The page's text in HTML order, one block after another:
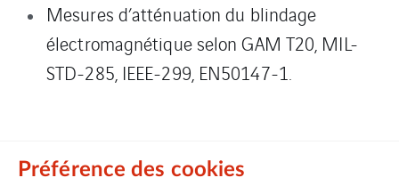
Mesures d’atténuation du blindage
électromagnétique selon GAM T20, MIL-
STD-285, IEEE-299, EN50147-1.
Préférence des cookies